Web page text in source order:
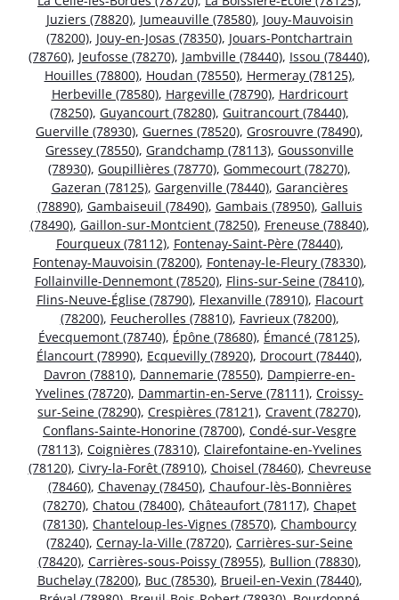
Juziers (78820), Jumeauville (78580), Jouy-Mauvoisin
(78200), Jouy-en-Josas (78350), Jouars-Pontchartrain
(78760), Jeufosse (78270), Jambville (78440), Issou (78440),
Houilles (78800), Houdan (78550), Hermeray (78125),
Herbeville (78580), Hargeville (78790), Hardricourt
(78250), Guyancourt (78280), Guitrancourt (78440),
Guerville (78930), Guernes (78520), Grosrouvre (78490),
Gressey (78550), Grandchamp (78113), Goussonville
(78930), Goupillières (78770), Gommecourt (78270),
Gazeran (78125), Gargenville (78440), Garancières
(78890), Gambaiseuil (78490), Gambais (78950), Galluis
(78490), Gaillon-sur-Montcient (78250), Freneuse (78840),
Fourqueux (78112), Fontenay-Saint-Père (78440),
Fontenay-Mauvoisin (78200), Fontenay-le-Fleury (78330),
Follainville-Dennemont (78520), Flins-sur-Seine (78410),
Flins-Neuve-Église (78790), Flexanville (78910), Flacourt
(78200), Feucherolles (78810), Favrieux (78200),
Évecquemont (78740), Épône (78680), Émancé (78125),
Élancourt (78990), Ecquevilly (78920), Drocourt (78440),
Davron (78810), Dannemarie (78550), Dampierre-en-
Yvelines (78720), Dammartin-en-Serve (78111), Croissy-
sur-Seine (78290), Crespières (78121), Cravent (78270),
Conflans-Sainte-Honorine (78700), Condé-sur-Vesgre
(78113), Coignières (78310), Clairefontaine-en-Yvelines
(78120), Civry-la-Forêt (78910), Choisel (78460), Chevreuse
(78460), Chavenay (78450), Chaufour-lès-Bonnières
(78270), Chatou (78400), Châteaufort (78117), Chapet
(78130), Chanteloup-les-Vignes (78570), Chambourcy
(78240), Cernay-la-Ville (78720), Carrières-sur-Seine
(78420), Carrières-sous-Poissy (78955), Bullion (78830),
Buchelay (78200), Buc (78530), Brueil-en-Vexin (78440),